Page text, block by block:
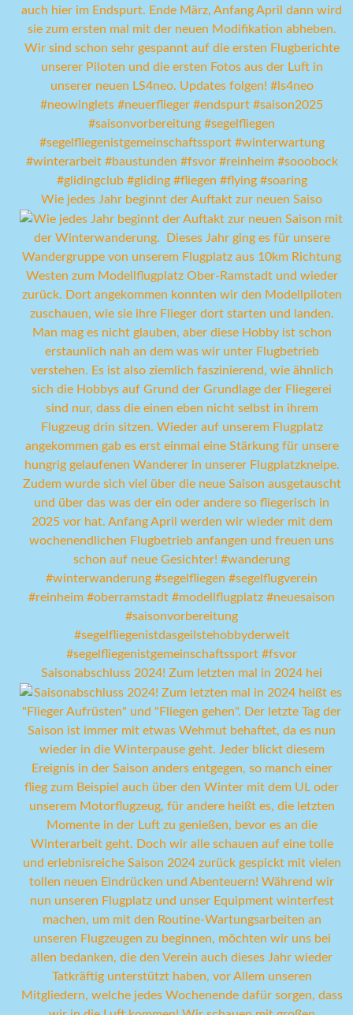
Wie jedes Jahr beginnt der Auftakt zur neuen Saiso
Saisonabschluss 2024! Zum letzten mal in 2024 hei